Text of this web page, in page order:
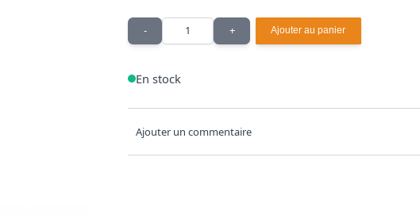
Quantité
- + Ajouter au panier
En stock
Ajouter un commentaire